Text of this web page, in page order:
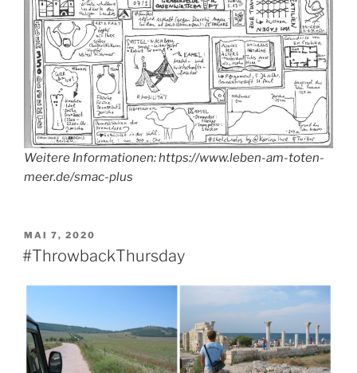
Weitere Informationen: https://www.leben-am-toten-
meer.de/smac-plus
VERÖFFENTLICHT
AM
MAI 7, 2020
#ThrowbackThursday